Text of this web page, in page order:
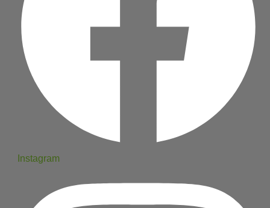
Instagram